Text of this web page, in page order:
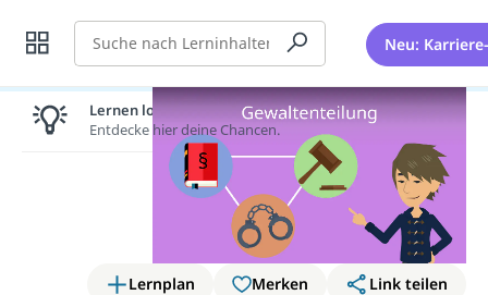
Suche Neu:
Lernplan Merken
Link teilen
Lernen lohnt sich!
Entdecke hier deine Chancen.